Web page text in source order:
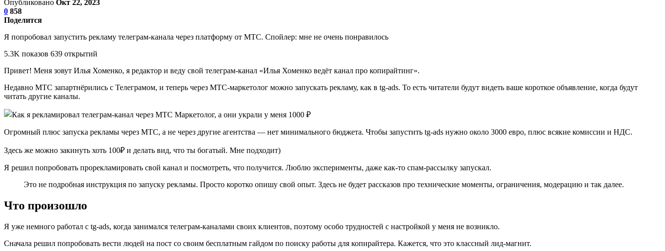
Опубликовано Окт 22, 2023
0 858
Поделится
Я попробовал запустить рекламу телеграм-канала через платформу от МТС. Спойлер: мне не очень понравилось
5.3K показов 639 открытий
Привет! Меня зовут Илья Хоменко, я редактор и веду свой телеграм-канал «Илья Хоменко ведёт канал про копирайтинг».
Недавно МТС запартнёрились с Телеграмом, и теперь через МТС-маркетолог можно запускать рекламу, как в tg-ads. То есть читатели будут видеть ваше короткое объявление, когда будут
читать другие каналы.
Огромный плюс запуска рекламы через МТС, а не через другие агентства — нет минимального бюджета. Чтобы запустить tg-ads нужно около 3000 евро, плюс всякие комиссии и НДС.
Здесь же можно закинуть хоть 100₽ и делать вид, что ты богатый. Мне подходит)
Я решил попробовать прорекламировать свой канал и посмотреть, что получится. Люблю эксперименты, даже как-то спам-рассылку запускал.
Это не подробная инструкция по запуску рекламы. Просто коротко опишу свой опыт. Здесь не будет рассказов про технические моменты, ограничения, модерацию и так далее.
Что произошло
Я уже немного работал с tg-ads, когда занимался телеграм-каналами своих клиентов, поэтому особо трудностей с настройкой у меня не возникло.
Сначала решил попробовать вести людей на пост со своим бесплатным гайдом по поиску работы для копирайтера. Кажется, что это классный лид-магнит.